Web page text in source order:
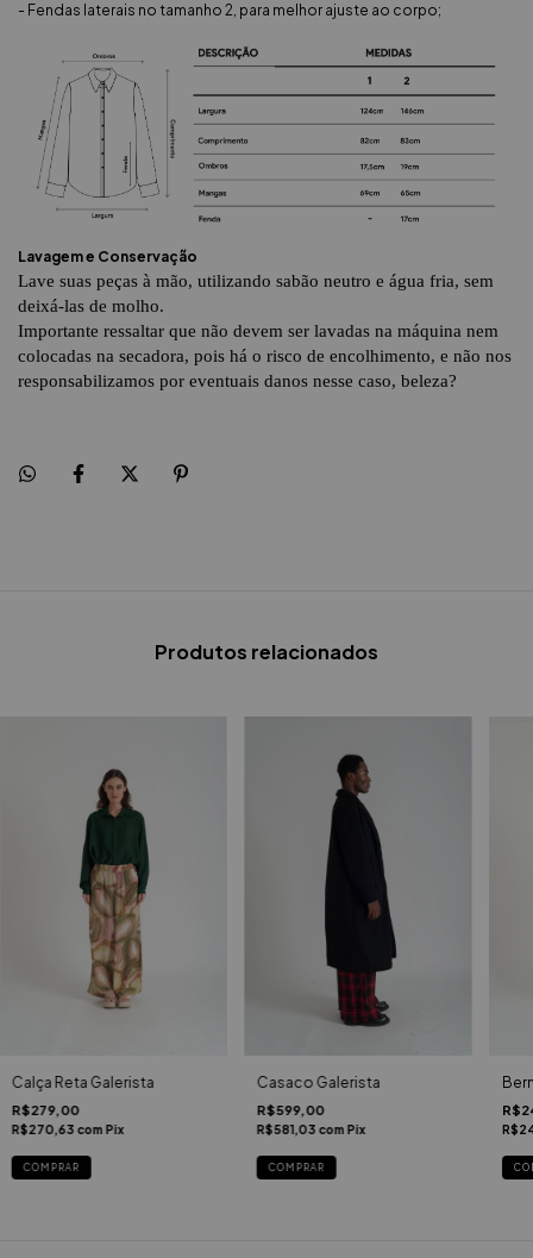
- Fendas laterais no tamanho 2, para melhor ajuste ao corpo;
Lavagem e Conservação
Lave suas peças à mão, utilizando sabão neutro e água fria, sem
deixá-las de molho.
Importante ressaltar que não devem ser lavadas na máquina nem
colocadas na secadora, pois há o risco de encolhimento, e não nos
responsabilizamos por eventuais danos nesse caso, beleza?
Produtos relacionados
Calça Reta Galerista
R$279,00
R$270,63 com Pix
COMPRAR
Casaco Galerista
R$599,00
R$581,03 com Pix
COMPRAR